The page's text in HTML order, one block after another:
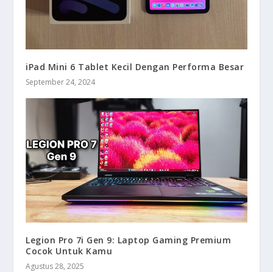
iPad Mini 6 Tablet Kecil Dengan Performa Besar
September 24, 2024
Legion Pro 7i Gen 9: Laptop Gaming Premium
Cocok Untuk Kamu
Agustus 28, 2025